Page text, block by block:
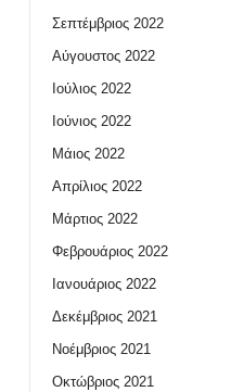
Σεπτέμβριος 2022
Αύγουστος 2022
Ιούλιος 2022
Ιούνιος 2022
Μάιος 2022
Απρίλιος 2022
Μάρτιος 2022
Φεβρουάριος 2022
Ιανουάριος 2022
Δεκέμβριος 2021
Νοέμβριος 2021
Οκτώβριος 2021